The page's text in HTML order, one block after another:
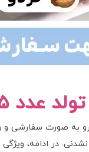
عدد 5
صورت سفارشی و
در ادامه،